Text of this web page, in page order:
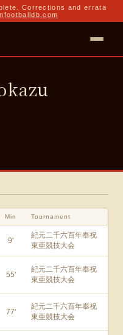
Corrections and errata
Min Tournament
9'
紀元二千六百年奉祝
東亜競技大会
55'
紀元二千六百年奉祝
東亜競技大会
77'
紀元二千六百年奉祝
東亜競技大会